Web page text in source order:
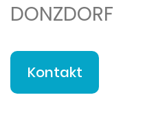
DONZDORF
Kontakt